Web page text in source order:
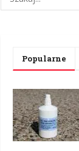
Popularne